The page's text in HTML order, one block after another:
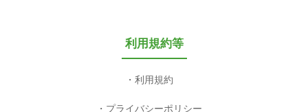
利用規約等
利用規約
プライバシーポリシー